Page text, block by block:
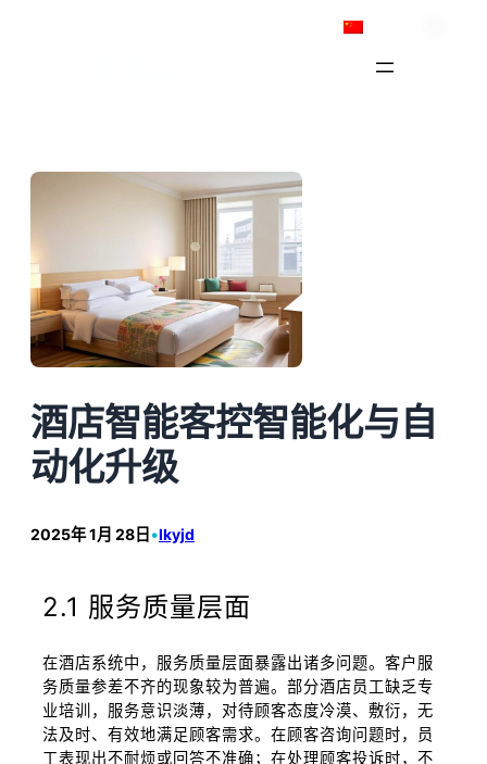
酒店智能客控智能化与自
动化升级
2025年 1月 28日 •lkyjd
2.1 服务质量层面
在酒店系统中，服务质量层面暴露出诸多问题。客户服
务质量参差不齐的现象较为普遍。部分酒店员工缺乏专
业培训，服务意识淡薄，对待顾客态度冷漠、敷衍，无
法及时、有效地满足顾客需求。在顾客咨询问题时，员
工表现出不耐烦或回答不准确；在处理顾客投诉时，不